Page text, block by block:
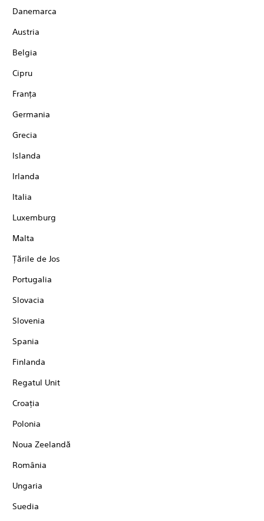
Danemarca
Austria
Belgia
Cipru
Franţa
Germania
Grecia
Islanda
Irlanda
Italia
Luxemburg
Malta
Țările de Jos
Portugalia
Slovacia
Slovenia
Spania
Finlanda
Regatul Unit
Croaţia
Polonia
Noua Zeelandă
România
Ungaria
Suedia